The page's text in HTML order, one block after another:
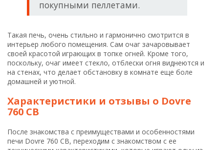
покупными пеллетами.
Такая печь, очень стильно и гармонично смотрится в
интерьер любого помещения. Сам очаг зачаровывает
своей красотой играющих в топке огней. Кроме того,
поскольку, очаг имеет стекло, отблески огня виднеются и
на стенах, что делает обстановку в комнате еще боле
домашней и уютной.
Характеристики и отзывы о Dovre
760 CB
После знакомства с преимуществами и особенностями
печи Dovre 760 CB, переходим с знакомством с ее